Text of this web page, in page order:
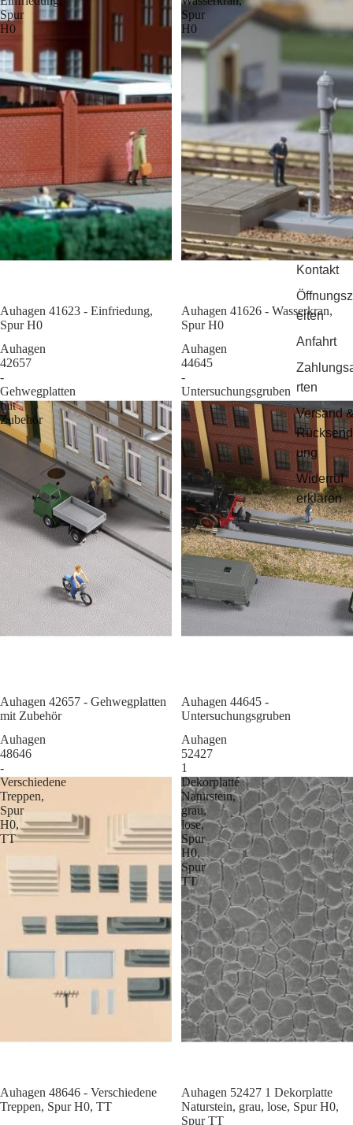
Kontakt
Öffnungsz
eiten
Anfahrt
rten
Versand
Rücksend
ung
Widerruf
erklären
Spur
H0
Auhagen 41623 - Einfriedung,
Spur H0
Spur
H0
Sale
Auhagen 41626 - Wasserkran,
Spur H0
Auhagen
42657
-
Gehwegplatten
mit
Zubehör
Auhagen 42657 - Gehwegplatten
mit Zubehör
Auhagen
44645
-
Untersuchungsgruben
Sale
Auhagen 44645 -
Untersuchungsgruben
Auhagen
48646
-
Verschiedene
Treppen,
Spur
H0,
TT
Auhagen 48646 - Verschiedene
Treppen, Spur H0, TT
Auhagen
52427
1
Dekorplatte
Naturstein,
grau,
lose,
Spur
H0,
Spur
TT
Auhagen 52427 1 Dekorplatte
Naturstein, grau, lose, Spur H0,
Spur TT